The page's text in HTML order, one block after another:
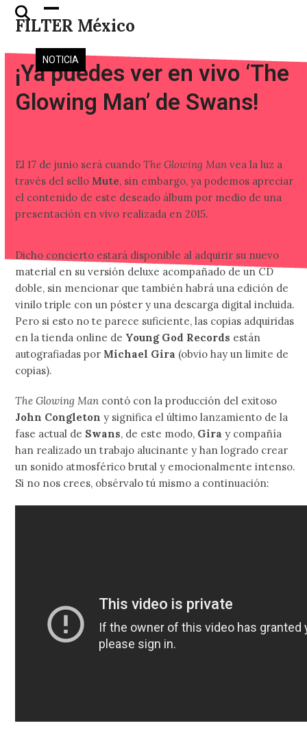
Skip
FILTER México
Open
mobile
menu
Close
mobile
menu
NOTICIA
¡Ya puedes ver en vivo ‘The
Glowing Man’ de Swans!
El 17 de junio será cuandoThe Glowing Man vea la luz a
través del sello Mute, sin embargo, ya podemos apreciar
el contenido de este deseado álbum por medio de una
presentación en vivo realizada en 2015.
Dicho concierto estará disponible al adquirir su nuevo
material en su versión deluxe acompañado de un CD
doble, sin mencionar que también habrá una edición de
vinilo triple con un póster y una descarga digital incluida.
Pero si esto no te parece suficiente, las copias adquiridas
en la tienda online de Young God Records están
autografiadas por Michael Gira (obvio hay un limite de
copias).
The Glowing Man contó con la producción del exitoso
John Congleton y significa el último lanzamiento de la
fase actual de Swans, de este modo, Gira y compañía
han realizado un trabajo alucinante y han logrado crear
un sonido atmosférico brutal y emocionalmente intenso.
Si no nos crees, obsérvalo tú mismo a continuación: